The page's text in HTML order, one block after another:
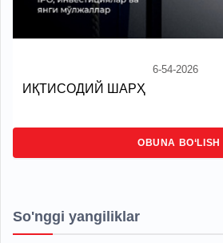
6-54-2026
ИҚТИСОДИЙ ШАРҲ
OBUNA BO‘LISH
So'nggi yangiliklar